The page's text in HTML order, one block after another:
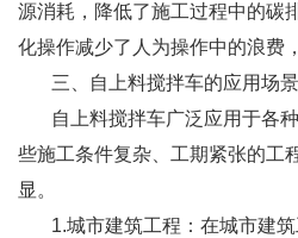
源消耗，降低了施工过程中的碳
化操作减少了人为操作中的浪费
三、自上料搅拌车的应用场景
自上料搅拌车广泛应用于各种
些施工条件复杂、工期紧张的工
显。
1.城市建筑工程：在城市建筑